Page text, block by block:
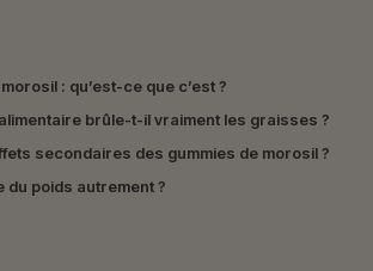
: qu’est-ce que c’est ?
brûle-t-il vraiment les graisses ?
secondaires des gummies de morosil ?
du poids autrement ?